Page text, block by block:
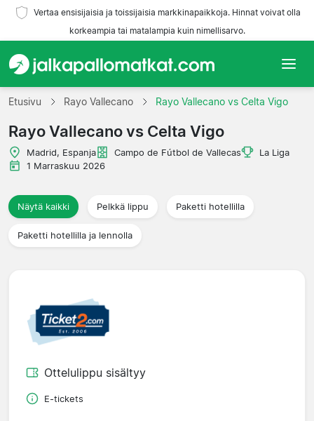
Vertaa ensisijaisia ja toissijaisia markkinapaikkoja. Hinnat voivat olla
korkeampia tai matalampia kuin nimellisarvo.
Etusivu
Joukkueet
Liigat
Matkatoimistoja
Etusivu Rayo Vallecano Rayo Vallecano vs Celta Vigo
Rayo Vallecano vs Celta Vigo
Madrid, Espanja Campo de Fútbol de Vallecas
La Liga
1 Marraskuu 2026
Näytä kaikki Pelkkä lippu Paketti hotellilla
Paketti hotellilla ja lennolla
Ottelulippu sisältyy
E-tickets